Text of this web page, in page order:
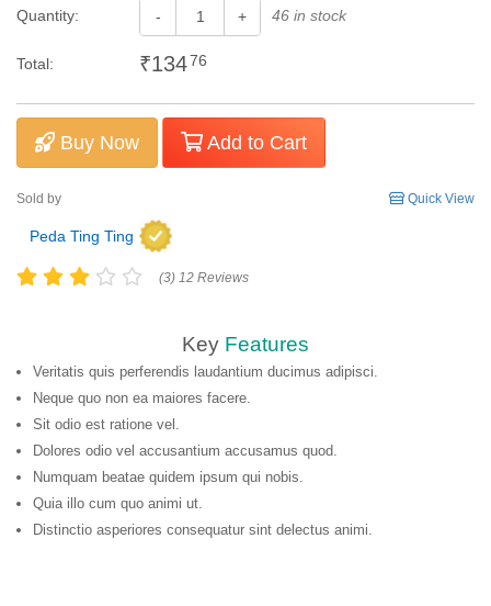
Quantity: - + 46 in stock
Total: ₹13476
Buy Now Add to Cart
Sold by Quick View
Peda Ting Ting
(3) 12 Reviews
Key Features
Veritatis quis perferendis laudantium ducimus adipisci.
Neque quo non ea maiores facere.
Sit odio est ratione vel.
Dolores odio vel accusantium accusamus quod.
Numquam beatae quidem ipsum qui nobis.
Quia illo cum quo animi ut.
Distinctio asperiores consequatur sint delectus animi.